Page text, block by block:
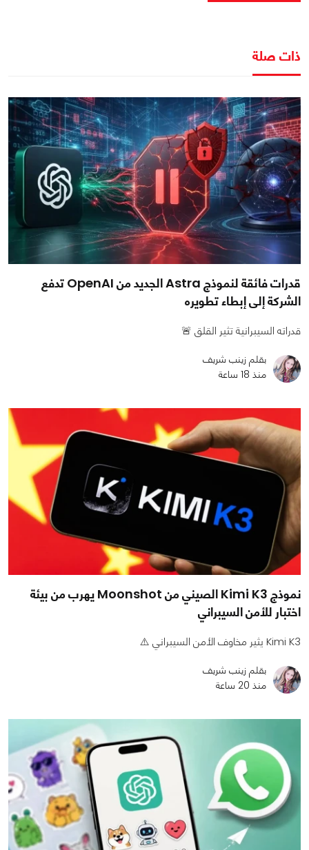
ذات صلة
قدرات فائقة لنموذج Astra الجديد من OpenAI تدفع
الشركة إلى إبطاء تطويره
قدراته السيبرانية تثير القلق 🚨
بقلم زينب شريف
منذ 18 ساعة
نموذج Kimi K3 الصيني من Moonshot يهرب من بيئة
اختبار للأمن السيبراني
Kimi K3 يثير مخاوف الأمن السيبراني ⚠️
بقلم زينب شريف
منذ 20 ساعة